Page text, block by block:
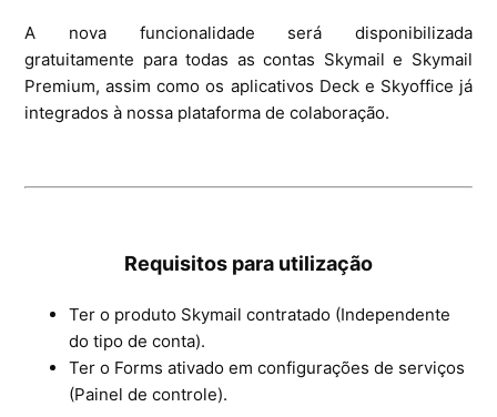
A nova funcionalidade será disponibilizada
gratuitamente para todas as contas Skymail e Skymail
Premium, assim como os aplicativos Deck e Skyoffice já
integrados à nossa plataforma de colaboração.
Requisitos para utilização
Ter o produto Skymail contratado (Independente
do tipo de conta).
Ter o Forms ativado em configurações de serviços
(Painel de controle).